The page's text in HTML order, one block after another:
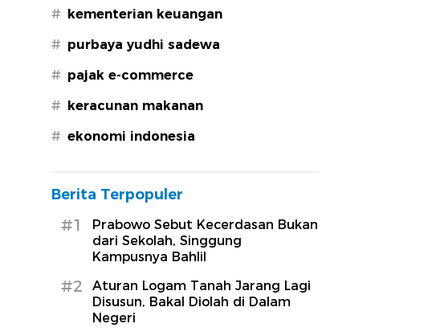
# kementerian keuangan
# purbaya yudhi sadewa
# pajak e-commerce
# keracunan makanan
# ekonomi indonesia
Berita Terpopuler
#1
Prabowo Sebut Kecerdasan Bukan
dari Sekolah, Singgung
Kampusnya Bahlil
#2
Aturan Logam Tanah Jarang Lagi
Disusun, Bakal Diolah di Dalam
Negeri